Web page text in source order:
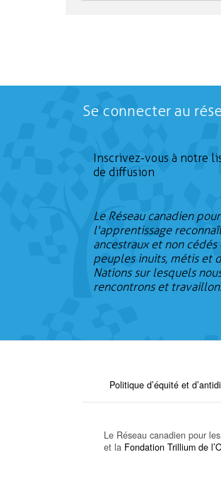
Se connecter au
Inscrivez-vous à notre
de diffusion
Le Réseau canadien
l'apprentissage
ancestraux et non cédés
peuples inuits, métis et
Nations sur lesquels
rencontrons et
Politique d’équité et
Le Réseau canadien pour
et la Fondation Trillium de